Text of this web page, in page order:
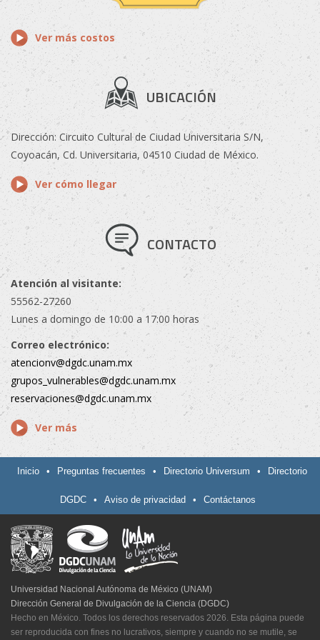
Ver más costos
UBICACIÓN
Dirección: Circuito Cultural de Ciudad Universitaria S/N,
Coyoacán, Cd. Universitaria, 04510 Ciudad de México.
Ver cómo llegar
CONTACTO
Atención al visitante:
55562-27260
Lunes a domingo de 10:00 a 17:00 horas
Correo electrónico:
atencionv@dgdc.unam.mx
grupos_vulnerables@dgdc.unam.mx
reservaciones@dgdc.unam.mx
Ver más
Inicio • Preguntas frecuentes • Directorio Universum • Directorio
DGDC • Aviso de privacidad • Contáctanos
Universidad Nacional Autónoma de México (UNAM)
Dirección General de Divulgación de la Ciencia (DGDC)
Hecho en México. Todos los derechos reservados 2026. Esta página puede
ser reproducida con fines no lucrativos, siempre y cuando no se mutile, se